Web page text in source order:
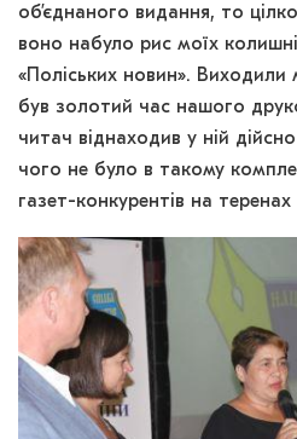
об’єднаного видання, то
воно набуло рис моїх
«Поліських новин». Виходили
був золотий час нашого
читач віднаходив у ній
чого не було в такому
газет-конкурентів на